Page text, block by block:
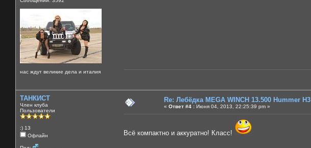
нас ждут великие дела и италия
ТАНКИСТ
Член клуба
Пользователи
:) 13
Офлайн
Re: Лебёдка MEGA WINCH 13.500 Hummer H3
« Ответ #4 : Июня 04, 2013, 22:25:39 pm »
Всё компактно и аккуратно! Класс!